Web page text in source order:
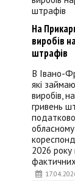
На
виробів
штрафів
В Івано-
які
виробів,
гривень
2026 року